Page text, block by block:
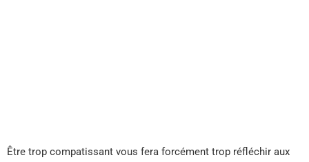
Être trop compatissant vous fera forcément trop réfléchir aux